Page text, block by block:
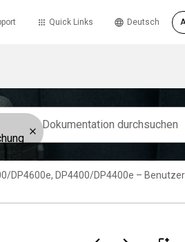
Quick Links Deutsch
DP4600e, DP4400/DP4400e –